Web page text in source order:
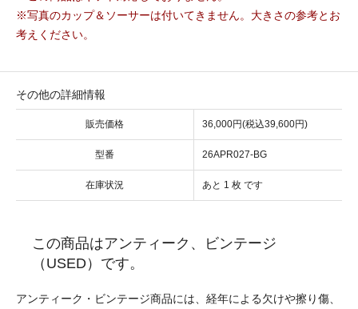
※写真のカップ＆ソーサーは付いてきません。大きさの参考とお
考えください。
その他の詳細情報
販売価格 36,000円(税込39,600円)
型番 26APR027-BG
在庫状況 あと 1 枚 です
この商品はアンティーク、ビンテージ
（USED）です。
アンティーク・ビンテージ商品には、経年による欠けや擦り傷、